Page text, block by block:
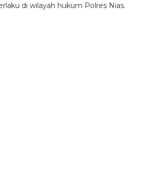
di wilayah hukum Polres Nias.